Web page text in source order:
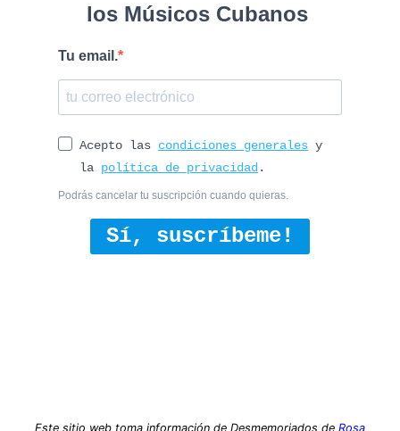
los Músicos Cubanos
Tu email.
Acepto las condiciones generales y
la política de privacidad .
Podrás cancelar tu suscripción cuando quieras.
Sí, suscríbeme!
Este sitio web toma información de Desmemoriados de Rosa